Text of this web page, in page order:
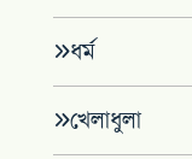
ধর্ম
খেলাধুলা